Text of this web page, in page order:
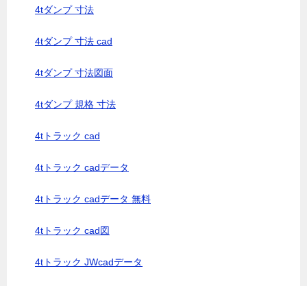
4tダンプ 寸法
4tダンプ 寸法 cad
4tダンプ 寸法図面
4tダンプ 規格 寸法
4tトラック cad
4tトラック cadデータ
4tトラック cadデータ 無料
4tトラック cad図
4tトラック JWcadデータ